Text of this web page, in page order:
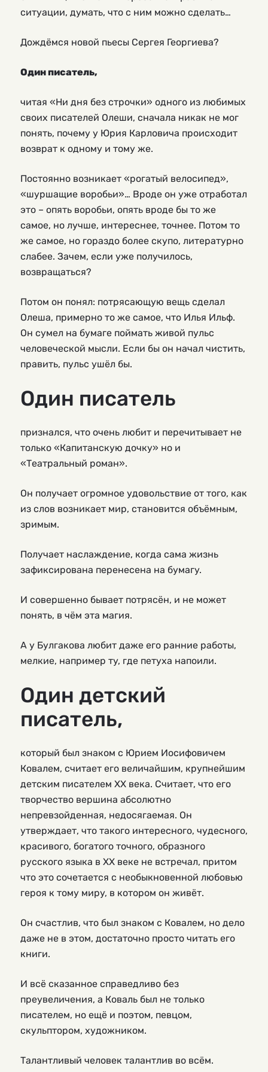
ситуации, думать, что с ним можно сделать…
Дождёмся новой пьесы Сергея Георгиева?
Один писатель,
читая «Ни дня без строчки» одного из любимых
своих писателей Олеши, сначала никак не мог
понять, почему у Юрия Карловича происходит
возврат к одному и тому же.
Постоянно возникает «рогатый велосипед»,
«шуршащие воробьи»… Вроде он уже отработал
это – опять воробьи, опять вроде бы то же
самое, но лучше, интереснее, точнее. Потом то
же самое, но гораздо более скупо, литературно
слабее. Зачем, если уже получилось,
возвращаться?
Потом он понял: потрясающую вещь сделал
Олеша, примерно то же самое, что Илья Ильф.
Он сумел на бумаге поймать живой пульс
человеческой мысли. Если бы он начал чистить,
править, пульс ушёл бы.
Один писатель
признался, что очень любит и перечитывает не
только «Капитанскую дочку» но и
«Театральный роман».
Он получает огромное удовольствие от того, как
из слов возникает мир, становится объёмным,
зримым.
Получает наслаждение, когда сама жизнь
зафиксирована перенесена на бумагу.
И совершенно бывает потрясён, и не может
понять, в чём эта магия.
А у Булгакова любит даже его ранние работы,
мелкие, например ту, где петуха напоили.
Один детский
писатель,
который был знаком с Юрием Иосифовичем
Ковалем, считает его величайшим, крупнейшим
детским писателем ХХ века. Считает, что его
творчество вершина абсолютно
непревзойденная, недосягаемая. Он
утверждает, что такого интересного, чудесного,
красивого, богатого точного, образного
русского языка в ХХ веке не встречал, притом
что это сочетается с необыкновенной любовью
героя к тому миру, в котором он живёт.
Он счастлив, что был знаком с Ковалем, но дело
даже не в этом, достаточно просто читать его
книги.
И всё сказанное справедливо без
преувеличения, а Коваль был не только
писателем, но ещё и поэтом, певцом,
скульптором, художником.
Талантливый человек талантлив во всём.